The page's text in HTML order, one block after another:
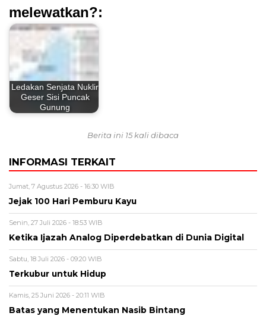
melewatkan?:
Ledakan Senjata Nuklir
Geser Sisi Puncak
Gunung
Berita ini 15 kali dibaca
INFORMASI TERKAIT
Jumat, 7 Agustus 2026 - 16:30 WIB
Jejak 100 Hari Pemburu Kayu
Senin, 27 Juli 2026 - 18:53 WIB
Ketika Ijazah Analog Diperdebatkan di Dunia Digital
Sabtu, 18 Juli 2026 - 09:20 WIB
Terkubur untuk Hidup
Kamis, 25 Juni 2026 - 20:11 WIB
Batas yang Menentukan Nasib Bintang